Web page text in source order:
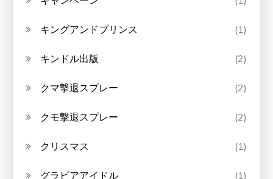
キングアンドプリンス (1)
キンドル出版 (2)
クマ撃退スプレー (2)
クモ撃退スプレー (2)
クリスマス (1)
グラビアアイドル (1)